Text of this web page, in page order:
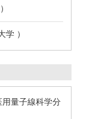
）
量子線科学分